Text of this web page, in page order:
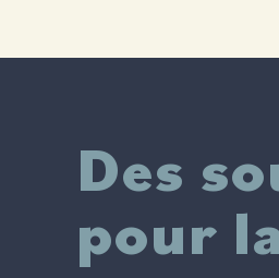
Des
pour